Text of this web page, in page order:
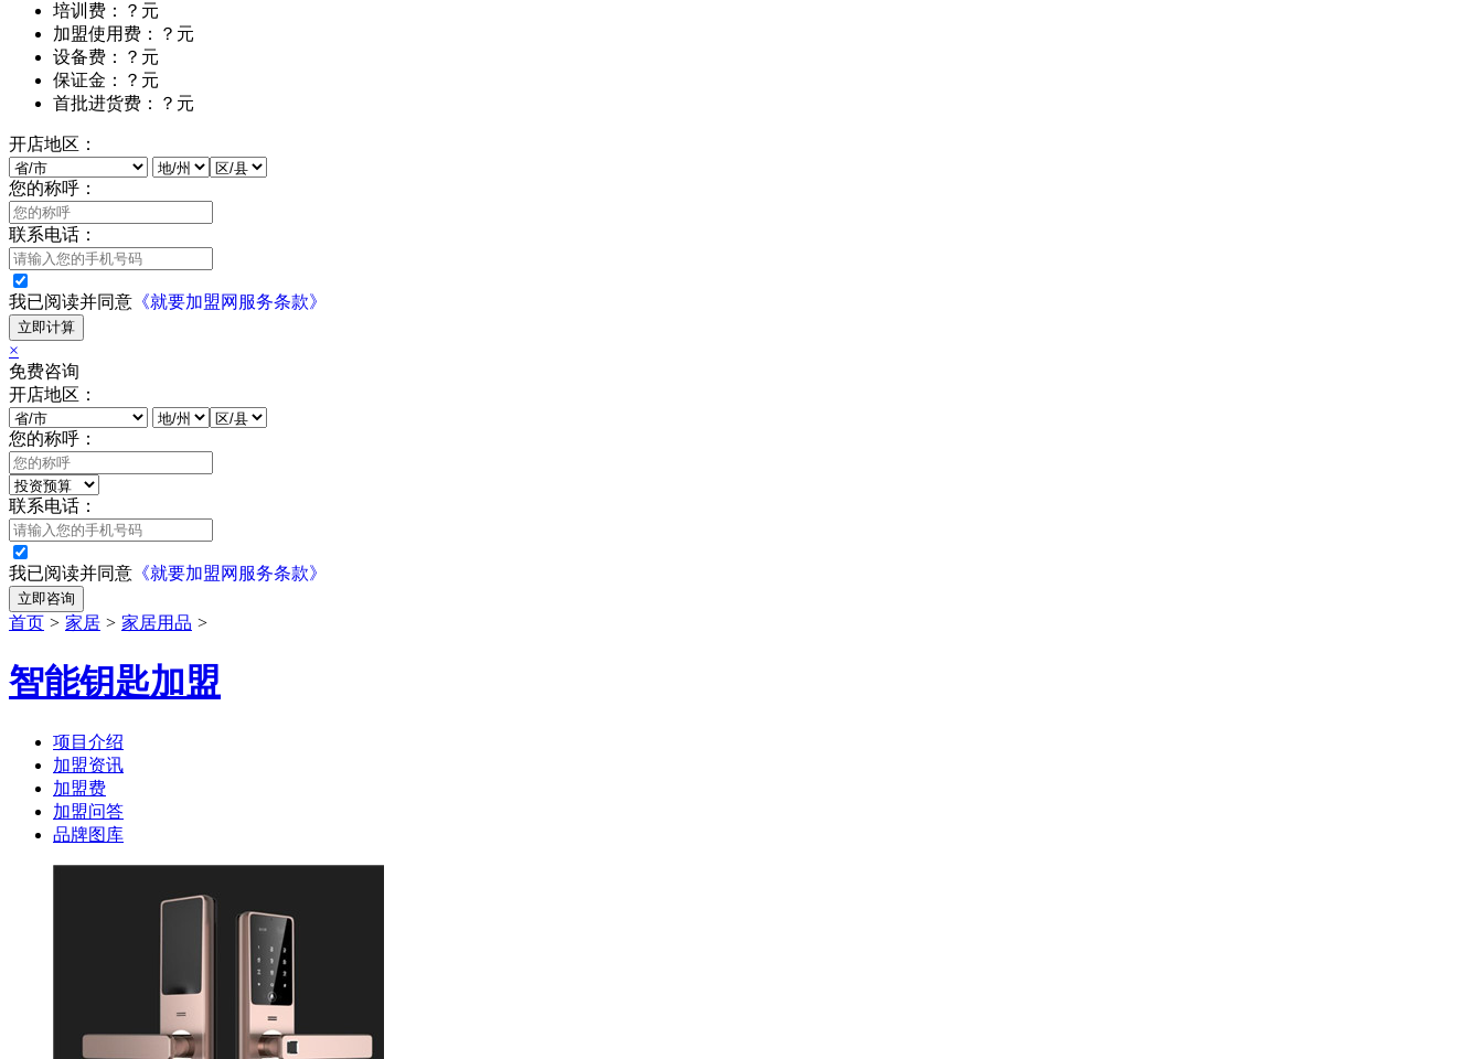
培训费：？元
加盟使用费：？元
设备费：？元
保证金：？元
首批进货费：？元
开店地区：
您的称呼：
联系电话：
我已阅读并同意 《就要加盟网服务条款》
立即计算
×
免费咨询
开店地区：
您的称呼：
联系电话：
我已阅读并同意 《就要加盟网服务条款》
立即咨询
首页 > 家居 > 家居用品 >
智能钥匙加盟
项目介绍
加盟资讯
加盟费
加盟问答
品牌图库